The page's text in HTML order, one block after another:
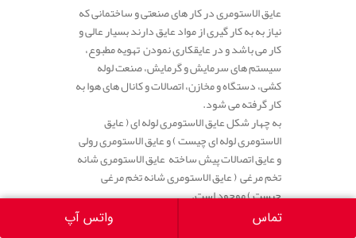
عایق الاستومری در کار های صنعتی و ساختمانی که
نیاز به به کار گیری از مواد عایق دارند بسیار عالی و
کار می باشد و در عایقکاری نمودن تهویه مطبوع،
سیستم های سرمایش و گرمایش، صنعت لوله
کشی، دستگاه و مخازن، اتصالات و کانال های هوا به
کار گرفته می شود.
به چهار شکل عایق الاستومری لوله ای ( عایق
الاستومری لوله ای چیست ) و عایق الاستومری رولی
و عایق اتصالات پیش ساخته عایق الاستومری شانه
تخم مرغی ( عایق الاستومری شانه تخم مرغی
چیست ) موجود است.
تماس واتس آپ